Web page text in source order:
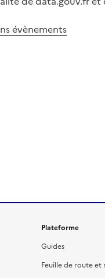
évènements
Plateforme
Guides
Feuille de route et